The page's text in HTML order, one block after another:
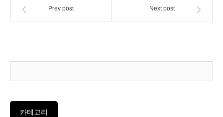
Prev post Next post
카테고리